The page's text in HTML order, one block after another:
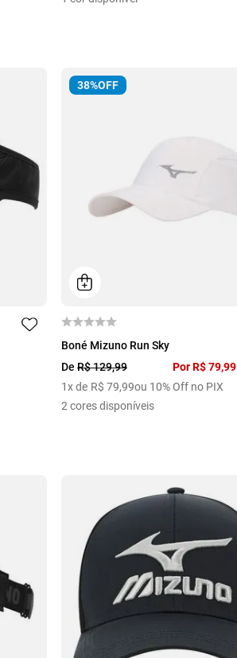
38%OFF
Boné Mizuno Run Sky
De R$129,99 PorR$79,99
1x de R$ 79,99ou 10% Off no PIX
2 cores disponíveis